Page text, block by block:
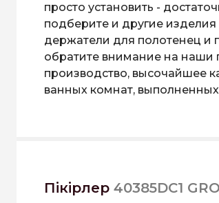
просто установить -
подберите и другие
держатели для полотенец и
обратите внимание на наши
производство, высочайшее
ванных комнат,
Пікірлер 40385DC1